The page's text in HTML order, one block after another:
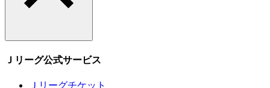
Ｊリーグ公式サービス
Ｊリーグチケット